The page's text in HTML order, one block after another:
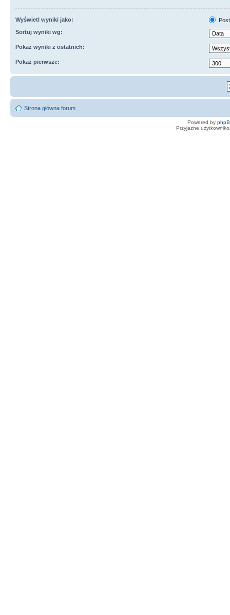
Wyświetl wyniki jako:
Sortuj wyniki wg:
Pokaż wyniki z ostatnich:
Pokaż pierwsze:
Strona główna forum
Powered by
Przyjazne